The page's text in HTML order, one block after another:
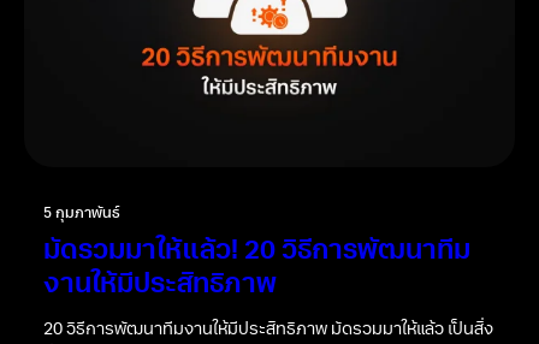
5 กุมภาพันธ์
มัดรวมมาให้แล้ว! 20 วิธีการพัฒนาทีม
งานให้มีประสิทธิภาพ
20 วิธีการพัฒนาทีมงานให้มีประสิทธิภาพ มัดรวมมาให้แล้ว เป็นสิ่ง